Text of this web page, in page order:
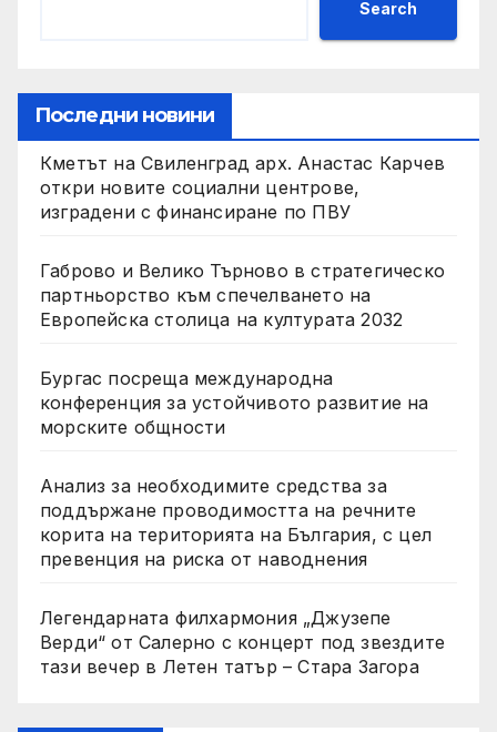
Search
Последни новини
Кметът на Свиленград арх. Анастас Карчев
откри новите социални центрове,
изградени с финансиране по ПВУ
Габрово и Велико Търново в стратегическо
партньорство към спечелването на
Европейска столица на културата 2032
Бургас посреща международна
конференция за устойчивото развитие на
морските общности
Анализ за необходимите средства за
поддържане проводимостта на речните
корита на територията на България, с цел
превенция на риска от наводнения
Легендарната филхармония „Джузепе
Верди“ от Салерно с концерт под звездите
тази вечер в Летен татър – Стара Загора